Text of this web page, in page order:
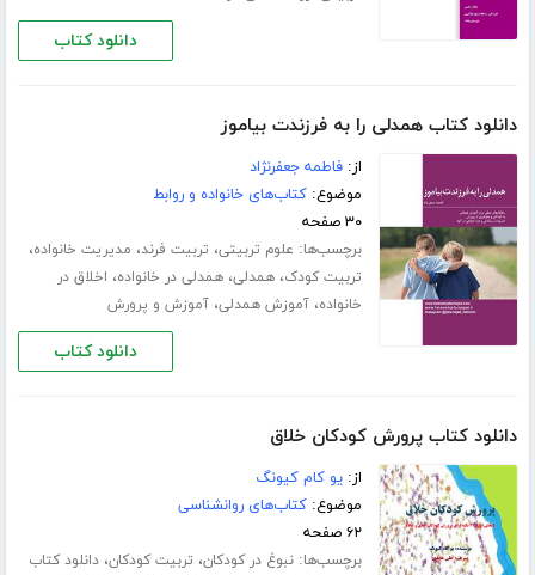
دانلود کتاب
دانلود کتاب همدلی را به فرزندت بیاموز
از:فاطمه جعفرنژاد
موضوع:کتاب‌های خانواده و روابط
۳۰ صفحه
برچسب‌ها: علوم تربیتی، تربیت فرند، مدیریت خانواده،
تربیت کودک،همدلی،همدلی در خانواده، اخلاق در
خانواده،آموزش همدلی،آموزش و پرورش
دانلود کتاب
دانلود کتاب پرورش کودکان خلاق
از:یو کام کیونگ
موضوع:کتاب‌های روانشناسی
۶۲ صفحه
برچسب‌ها:نبوغ در کودکان، تربیت کودکان،دانلود کتاب